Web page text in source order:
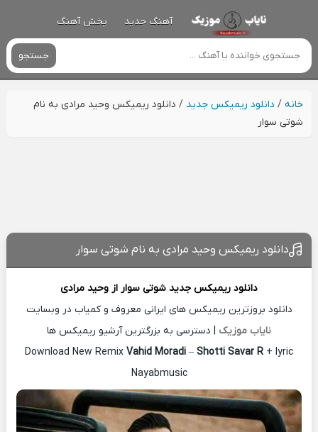
آهنگ جدید پخش آهنگ
جستجو
خانه/ دانلود ریمیکس جدید / دانلود ریمیکس وحید مرادی به نام
شوتی سوار
دانلود ریمیکس وحید مرادی به نام شوتی سوار
دانلود ریمیکس جدید شوتی سوار از وحید مرادی
دانلود بروزترین ریمیکس های ایرانی معروف و کمیاب در وبسایت
نایاب موزیک | دسترسی به بزرگترین آرشیو ریمیکس ها
Download New Remix Vahid Moradi – Shotti Savar R + lyric
Nayabmusic